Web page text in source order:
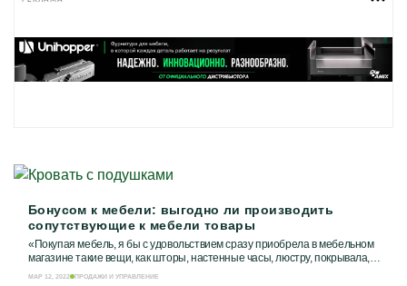
Бонусом к мебели: выгодно ли производить
сопутствующие к мебели товары
«Покупая мебель, я бы с удовольствием сразу приобрела в мебельном
магазине такие вещи, как шторы, настенные часы, люстру, покрывала,
МАР 12, 2022 ПРОДАЖИ И УПРАВЛЕНИЕ